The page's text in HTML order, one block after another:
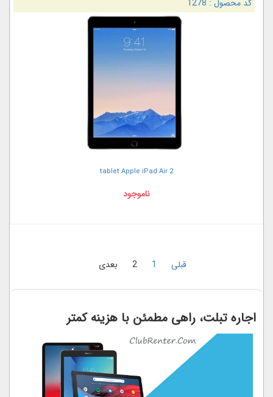
کد محصول : 1278
tablet Apple iPad Air 2
ناموجود
قبلی 1
2 بعدی
اجاره تبلت، راهی مطمئن با هزینه کمتر